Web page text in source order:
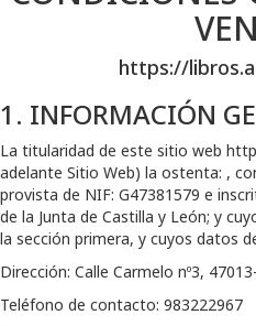
https://
1. INFORMACIÓN
La titularidad de este sitio web
adelante Sitio Web) la ostenta: ,
provista de NIF: G47381579 e
de la Junta de Castilla y León; y
la sección primera, y cuyos datos
Dirección: Calle Carmelo nº3,
Teléfono de contacto: 983222967